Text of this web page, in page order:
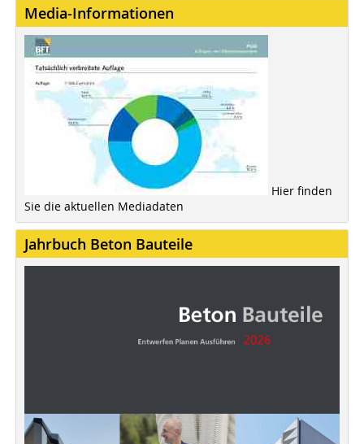
Media-Informationen
Hier finden
Sie die aktuellen Mediadaten
Jahrbuch Beton Bauteile